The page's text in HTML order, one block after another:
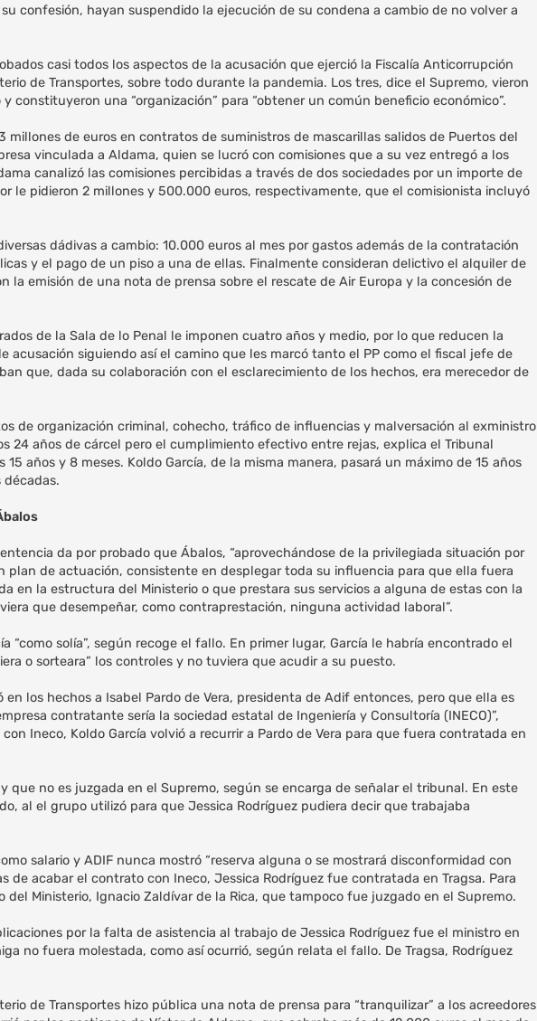
confesión, hayan suspendido la ejecución de su condena a cambio de no volver a
casi todos los aspectos de la acusación que ejerció la Fiscalía Anticorrupción
de Transportes, sobre todo durante la pandemia. Los tres, dice el Supremo, vieron
constituyeron una “organización” para “obtener un común beneficio económico”.
millones de euros en contratos de suministros de mascarillas salidos de Puertos del
vinculada a Aldama, quien se lucró con comisiones que a su vez entregó a los
canalizó las comisiones percibidas a través de dos sociedades por un importe de
le pidieron 2 millones y 500.000 euros, respectivamente, que el comisionista incluyó
dádivas a cambio: 10.000 euros al mes por gastos además de la contratación
y el pago de un piso a una de ellas. Finalmente consideran delictivo el alquiler de
la emisión de una nota de prensa sobre el rescate de Air Europa y la concesión de
de la Sala de lo Penal le imponen cuatro años y medio, por lo que reducen la
acusación siguiendo así el camino que les marcó tanto el PP como el fiscal jefe de
que, dada su colaboración con el esclarecimiento de los hechos, era merecedor de
de organización criminal, cohecho, tráfico de influencias y malversación al exministro
24 años de cárcel pero el cumplimiento efectivo entre rejas, explica el Tribunal
años y 8 meses. Koldo García, de la misma manera, pasará un máximo de 15 años
décadas.
da por probado que Ábalos, “aprovechándose de la privilegiada situación por
plan de actuación, consistente en desplegar toda su influencia para que ella fuera
en la estructura del Ministerio o que prestara sus servicios a alguna de estas con la
que desempeñar, como contraprestación, ninguna actividad laboral”.
“como solía”, según recoge el fallo. En primer lugar, García le habría encontrado el
o sorteara” los controles y no tuviera que acudir a su puesto.
los hechos a Isabel Pardo de Vera, presidenta de Adif entonces, pero que ella es
contratante sería la sociedad estatal de Ingeniería y Consultoría (INECO)”,
Ineco, Koldo García volvió a recurrir a Pardo de Vera para que fuera contratada en
que no es juzgada en el Supremo, según se encarga de señalar el tribunal. En este
al el grupo utilizó para que Jessica Rodríguez pudiera decir que trabajaba
salario y ADIF nunca mostró “reserva alguna o se mostrará disconformidad con
de acabar el contrato con Ineco, Jessica Rodríguez fue contratada en Tragsa. Para
del Ministerio, Ignacio Zaldívar de la Rica, que tampoco fue juzgado en el Supremo.
por la falta de asistencia al trabajo de Jessica Rodríguez fue el ministro en
no fuera molestada, como así ocurrió, según relata el fallo. De Tragsa, Rodríguez
de Transportes hizo pública una nota de prensa para “tranquilizar” a los acreedores